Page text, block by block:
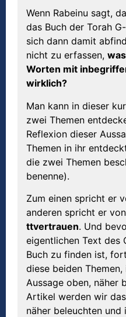
Wenn Rabeinu sagt,
das Buch der Torah
sich dann damit
nicht zu erfassen,
Worten mit
wirklich?
Man kann in dieser
zwei Themen
Reflexion dieser
Themen in ihr
die zwei Themen
benenne).
Zum einen spricht er
anderen spricht er von
ttvertrauen. Und
eigentlichen Text des
Buch zu finden ist,
diese beiden
Aussage oben, näher
Artikel werden wir
näher beleuchten und